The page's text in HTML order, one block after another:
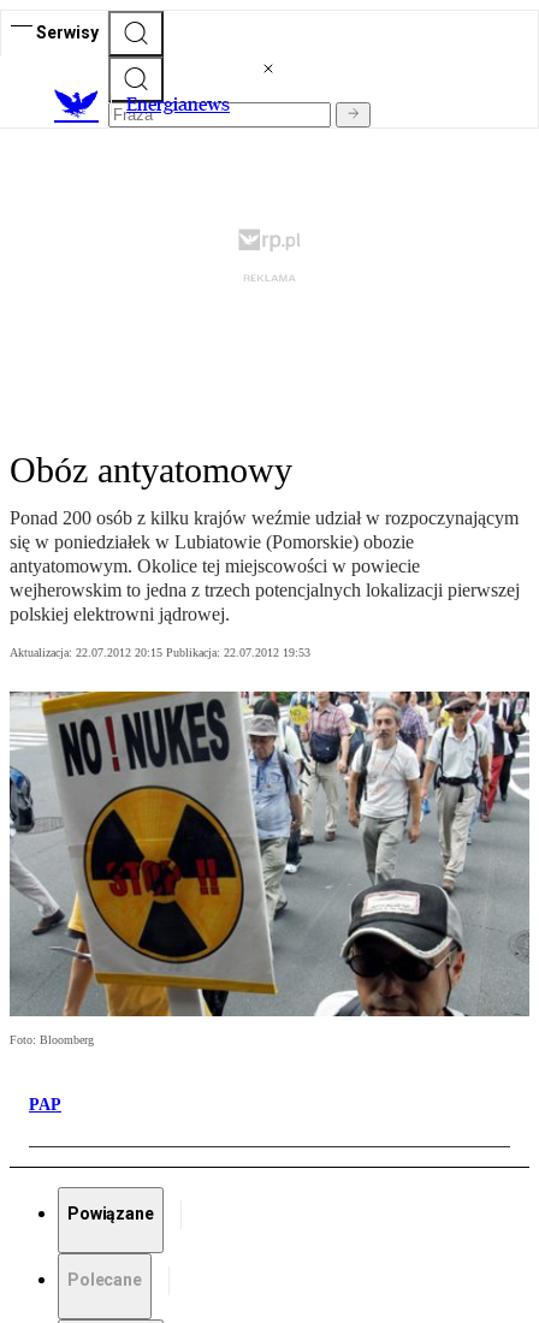
Serwisy
Energianews
Obóz antyatomowy
Ponad 200 osób z kilku krajów weźmie udział w rozpoczynającym
się w poniedziałek w Lubiatowie (Pomorskie) obozie
antyatomowym. Okolice tej miejscowości w powiecie
wejherowskim to jedna z trzech potencjalnych lokalizacji pierwszej
polskiej elektrowni jądrowej.
Aktualizacja: 22.07.2012 20:15 Publikacja: 22.07.2012 19:53
Foto: Bloomberg
PAP
Powiązane
Polecane